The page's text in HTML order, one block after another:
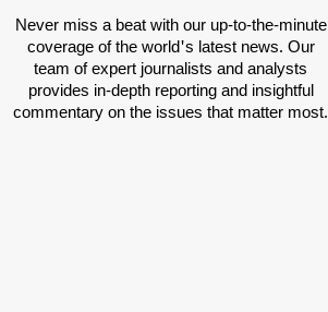
Never miss a beat with our up-to-the-minute
coverage of the world's latest news. Our
team of expert journalists and analysts
provides in-depth reporting and insightful
commentary on the issues that matter most.